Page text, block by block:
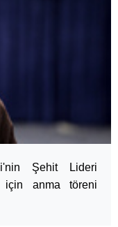
Şehit Lideri
için anma töreni